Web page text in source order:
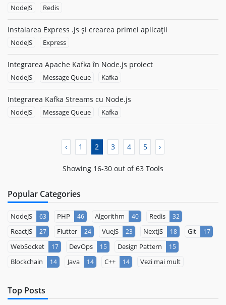
NodeJS Redis
Instalarea Express .js și crearea primei aplicații
NodeJS Express
Integrarea Apache Kafka în Node.js proiect
NodeJS Message Queue Kafka
Integrarea Kafka Streams cu Node.js
NodeJS Message Queue Kafka
‹ 1 2 3 4 5 ›
Showing 16-30 out of 63 Tools
Popular Categories
NodeJS 63 PHP 46 Algorithm 40 Redis 32
ReactJS 27 Flutter 24 VueJS 23 NextJS 18 Git 17
WebSocket 17 DevOps 15 Design Pattern 15
Blockchain 14 Java 14 C++ 14 Vezi mai mult
Top Posts